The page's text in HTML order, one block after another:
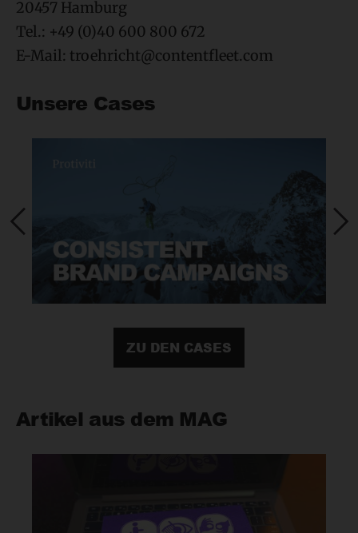
20457 Hamburg
Tel.: +49 (0)40 600 800 672
E-Mail:
Unsere Cases
ZU DEN CASES
Artikel aus dem MAG